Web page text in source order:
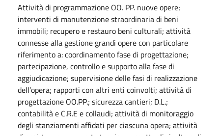
Attività di programmazione OO. PP. nuove opere;
interventi di manutenzione straordinaria di beni
immobili; recupero e restauro beni culturali; attività
connesse alla gestione grandi opere con particolare
riferimento a: coordinamento fase di progettazione;
partecipazione, controllo e supporto alla fase di
aggiudicazione; supervisione delle fasi di realizzazione
dell’opera; rapporti con altri enti coinvolti; attività di
progettazione OO.PP.; sicurezza cantieri; D.L.;
contabilità e C.R.E e collaudi; attività di monitoraggio
degli stanziamenti affidati per ciascuna opera; attività